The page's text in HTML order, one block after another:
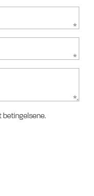
betingelsene.